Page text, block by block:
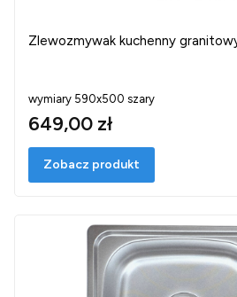
Zlewozmywak kuchenny
wymiary 590x500 szary
649,00 zł
Zobacz produkt